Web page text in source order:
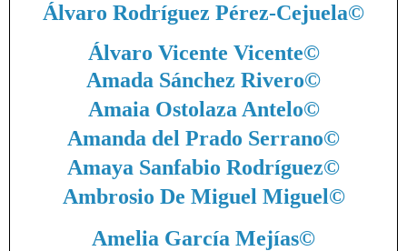
Álvaro Rodríguez Pérez-Cejuela©
Álvaro Vicente Vicente©
Amada Sánchez Rivero©
Amaia Ostolaza Antelo©
Amanda del Prado Serrano©
Amaya Sanfabio Rodríguez©
Ambrosio De Miguel Miguel©
Amelia García Mejías©